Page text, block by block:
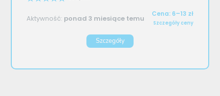
Aktywność: ponad 3 miesiące temu Cena: 6–13 zł
Szczegóły ceny
Szczegóły